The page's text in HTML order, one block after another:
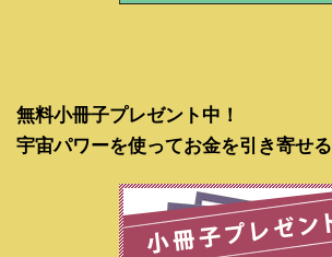
無料小冊子プレゼント中！
宇宙パワーを使ってお金を引き寄せ